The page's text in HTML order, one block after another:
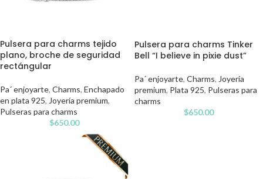
Pulsera para charms tejido
plano, broche de seguridad
rectángular
Pa´ enjoyarte, Charms, Enchapado
en plata 925, Joyería premium,
Pulseras para charms
$650.00
Pulsera para charms Tinker
Bell “I believe in pixie dust”
Pa´ enjoyarte, Charms, Joyería
premium, Plata 925, Pulseras para
charms
$650.00